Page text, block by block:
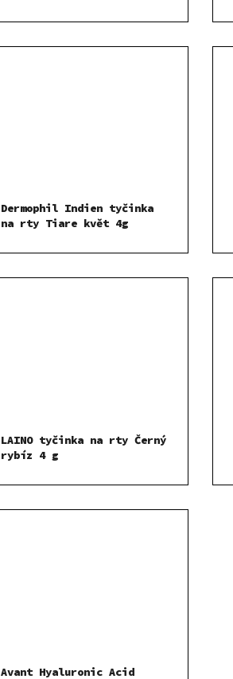
Dermophil Indien tyčinka
na rty Tiare květ 4g
LAINO tyčinka na rty Černý
rybíz 4 g
Avant Hyaluronic Acid